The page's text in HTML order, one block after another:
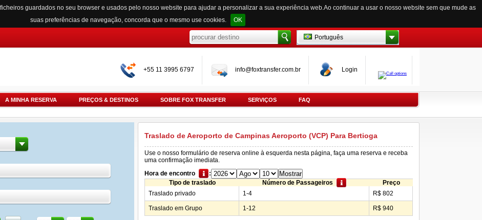
guardados no seu browser e usados pelo nosso website para ajudar a personalizar a sua experiência web.Ao continuar a usar o nosso website sem que mude as
suas preferências de navegação, concorda que o mesmo use cookies.
OK
Português
+55 11 3995 6797 info@foxtransfer.com.br Login
A MINHA RESERVA PREÇOS & DESTINOS SOBRE FOX TRANSFER SERVIÇOS FAQ
Traslado de Aeroporto de Campinas Aeroporto (VCP) Para Bertioga
Use o nosso formulário de reserva online à esquerda nesta página, faça uma reserva e receba
uma confirmação imediata.
Hora de encontro
:
Tipo de traslado
Número de Passageiros
Preço
Traslado privado
1-4 R$ 802
Traslado em Grupo 1-12 R$ 940